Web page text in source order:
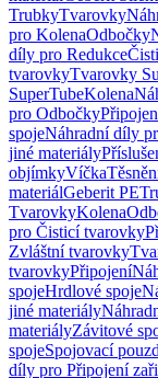
TrubkyTvarovky
pro KolenaOdbočky
díly pro Redukce
tvarovkyTvarovky
SuperTubeKolena
pro Odbočky
spojeNáhradní díly
jiné materiály
objímkyVíčka
materiálGeberit PE
TvarovkyKolena
pro Čisticí tvarovky
Zvláštní tvarovky
tvarovkyPřipojení
spojeHrdlové spoje
jiné materiály
materiályZávitové
spojeSpojovací
díly pro Připojení